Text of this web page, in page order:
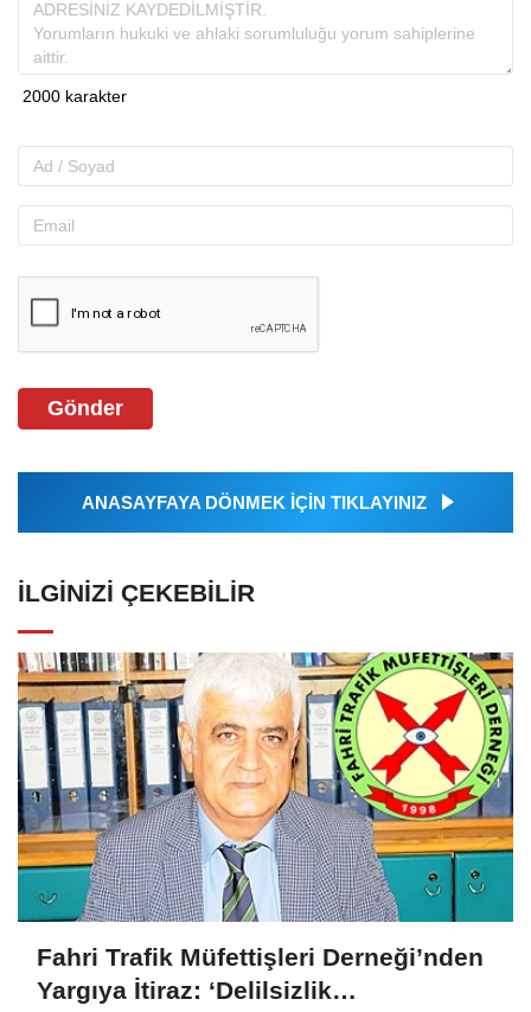
Gönder
ANASAYFAYA DÖNMEK İÇİN TIKLAYINIZ
İLGINIZI ÇEKEBILIR
Fahri Trafik Müfettişleri Derneği’nden
Yargıya İtiraz: ‘Delilsizlik